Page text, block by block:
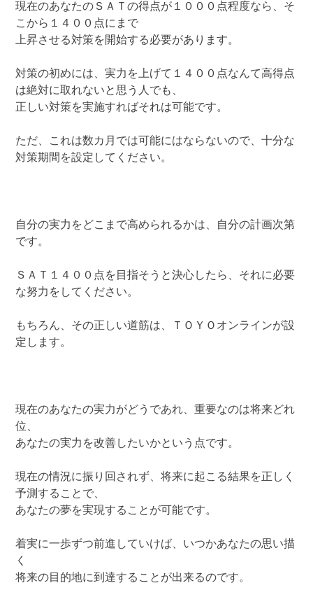
現在のあなたのＳＡＴの得点が１０００点程度なら、そ
こから１４００点にまで
上昇させる対策を開始する必要があります。
対策の初めには、実力を上げて１４００点なんて高得点
は絶対に取れないと思う人でも、
正しい対策を実施すればそれは可能です。
ただ、これは数カ月では可能にはならないので、十分な
対策期間を設定してください。
自分の実力をどこまで高められるかは、自分の計画次第
です。
ＳＡＴ１４００点を目指そうと決心したら、それに必要
な努力をしてください。
もちろん、その正しい道筋は、ＴＯＹＯオンラインが設
定します。
現在のあなたの実力がどうであれ、重要なのは将来どれ
位、
あなたの実力を改善したいかという点です。
現在の情況に振り回されず、将来に起こる結果を正しく
予測することで、
あなたの夢を実現することが可能です。
着実に一歩ずつ前進していけば、いつかあなたの思い描
く
将来の目的地に到達することが出来るのです。